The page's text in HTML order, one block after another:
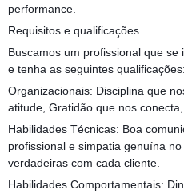
performance.
Requisitos e qualificações
Buscamos um profissional que
e tenha as seguintes qualificações:
Organizacionais: Disciplina que
atitude, Gratidão que nos
Habilidades Técnicas: Boa
profissional e simpatia genuína
verdadeiras com cada cliente.
Habilidades Comportamentais: